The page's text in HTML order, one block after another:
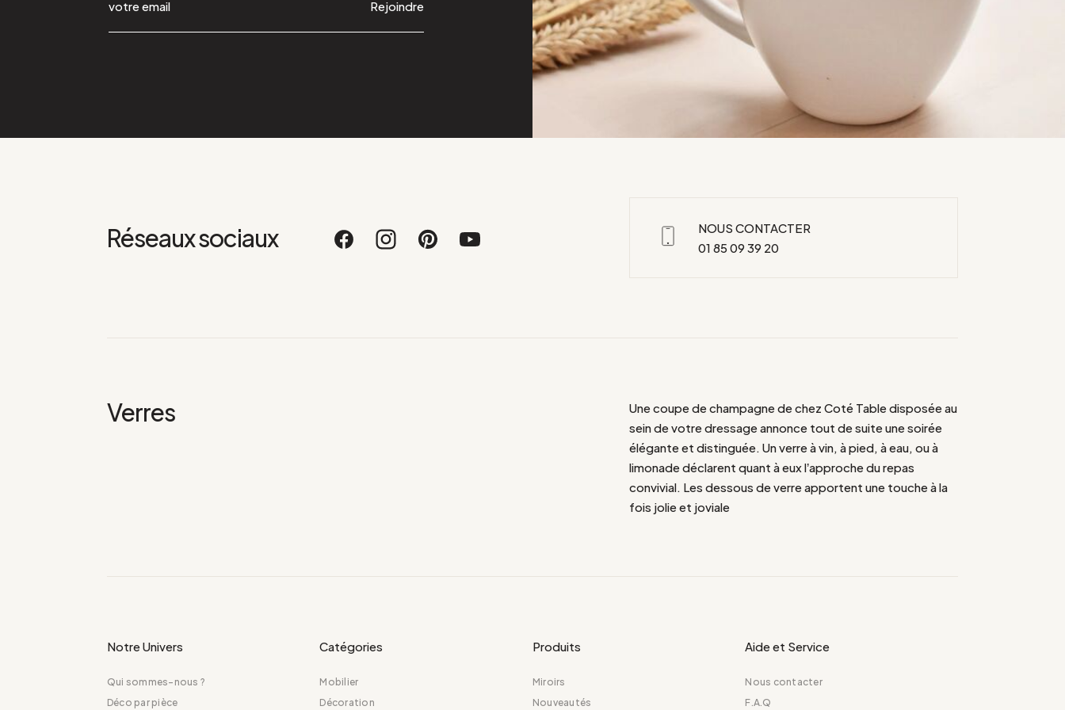
Rejoindre
Réseaux sociaux
NOUS CONTACTER
01 85 09 39 20
Verres
Une coupe de champagne de chez Coté Table disposée au
sein de votre dressage annonce tout de suite une soirée
élégante et distinguée. Un verre à vin, à pied, à eau, ou à
limonade déclarent quant à eux l’approche du repas
convivial. Les dessous de verre apportent une touche à la
fois jolie et joviale
Notre Univers
Qui sommes-nous ?
Déco par pièce
Catégories
Mobilier
Décoration
Produits
Miroirs
Nouveautés
Aide et Service
Nous contacter
F.A.Q